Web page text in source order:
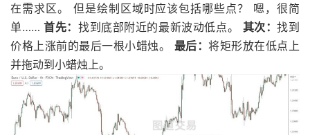
在需求区。 但是绘制区域时应该包括哪些点？ 嗯，很简
单……首先： 找到底部附近的最新波动低点。 其次：找到
价格上涨前的最后一根小蜡烛。 最后：将矩形放在低点上
并拖动到小蜡烛上。